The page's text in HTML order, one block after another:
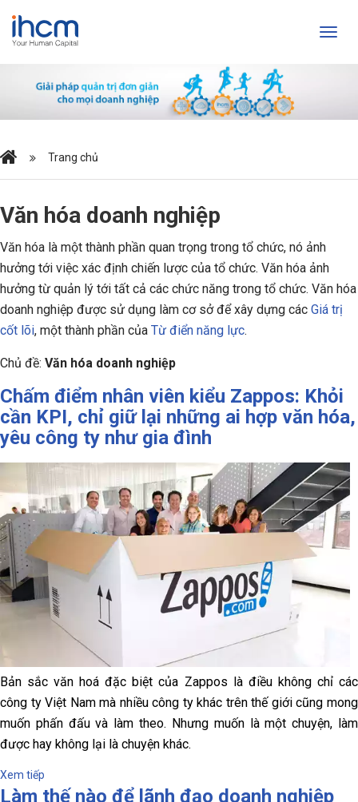
Trang chủ
Văn hóa doanh nghiệp
Văn hóa là một thành phần quan trọng trong tổ chức, nó ảnh
hưởng tới việc xác định chiến lược của tổ chức. Văn hóa ảnh
hưởng từ quản lý tới tất cả các chức năng trong tổ chức. Văn hóa
doanh nghiệp được sử dụng làm cơ sở để xây dựng các Giá trị
cốt lõi, một thành phần của Từ điển năng lực.
Chủ đề: Văn hóa doanh nghiệp
Chấm điểm nhân viên kiểu Zappos: Khỏi
cần KPI, chỉ giữ lại những ai hợp văn hóa,
yêu công ty như gia đình
Bản sắc văn hoá đặc biệt của Zappos là điều không chỉ các
công ty Việt Nam mà nhiều công ty khác trên thế giới cũng mong
muốn phấn đấu và làm theo. Nhưng muốn là một chuyện, làm
được hay không lại là chuyện khác.
Xem tiếp
Làm thế nào để lãnh đạo doanh nghiệp